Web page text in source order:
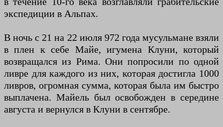
экспедиции в Альпах.
В ночь с 21 на 22 июля 972 года мусульмане взяли
в плен к себе Майе, игумена Клуни, который
возвращался из Рима. Они попросили по одной
ливре для каждого из них, которая достигла 1000
ливров, огромная сумма, которая была им быстро
выплачена. Майель был освобожден в середине
августа и вернулся в Клуни в сентябре.